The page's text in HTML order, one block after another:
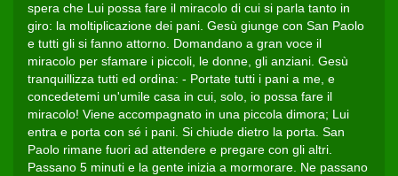
spera che Lui possa fare il miracolo di cui si parla tanto in
giro: la moltiplicazione dei pani. Gesù giunge con San Paolo
e tutti gli si fanno attorno. Domandano a gran voce il
miracolo per sfamare i piccoli, le donne, gli anziani. Gesù
tranquillizza tutti ed ordina: - Portate tutti i pani a me, e
concedetemi un'umile casa in cui, solo, io possa fare il
miracolo! Viene accompagnato in una piccola dimora; Lui
entra e porta con sé i pani. Si chiude dietro la porta. San
Paolo rimane fuori ad attendere e pregare con gli altri.
Passano 5 minuti e la gente inizia a mormorare. Ne passano